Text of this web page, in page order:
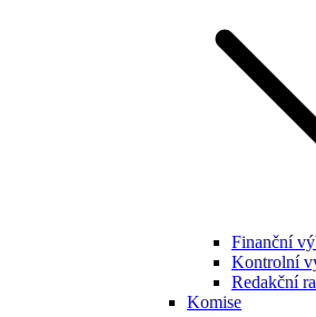
Finanční
Kontrolní
Redakční
Komise